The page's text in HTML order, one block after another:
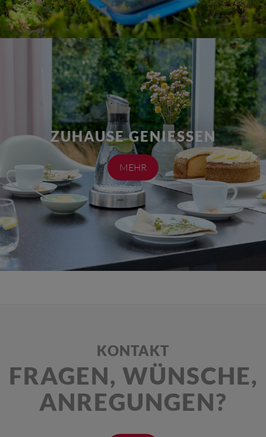
ZUHAUSE GENIESSEN
MEHR
KONTAKT
FRAGEN, WÜNSCHE,
ANREGUNGEN?